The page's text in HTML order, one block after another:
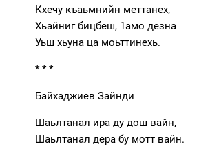
Кхечу къаьмнийн меттанех,
Хьайниг бицбеш, 1амо дезна
Уьш хьуна ца моьттинехь.
* * *
Байхаджиев Зайнди
Шаьлтанал ира ду дош вайн,
Шаьлтанал дера бу мотт вайн.